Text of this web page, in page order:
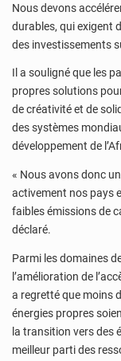
Nous devons
durables, qui exigent
des investissements
Il a souligné que les
propres solutions
de créativité et de
des systèmes
développement de
« Nous avons donc
activement nos pays
faibles émissions de
déclaré.
Parmi les domaines
l’amélioration de
a regretté que moins
énergies propres
la transition vers des
meilleur parti des